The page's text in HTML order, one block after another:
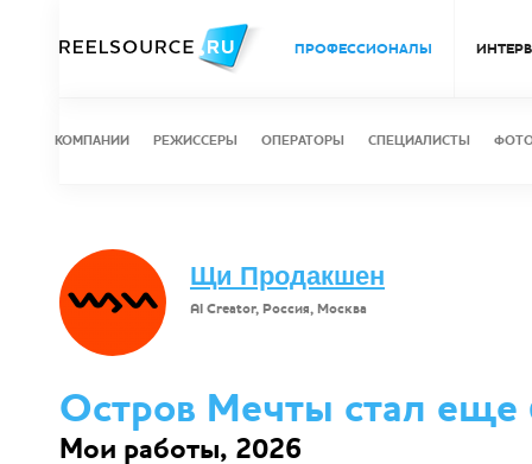
ПРОФЕССИОНАЛЫ
КОМПАНИИ РЕЖИССЕРЫ ОПЕРАТОРЫ СПЕЦИАЛИСТЫ
Щи Продакшен
AI Creator, Россия, Москва
Остров Мечты стал еще
Мои работы, 2026